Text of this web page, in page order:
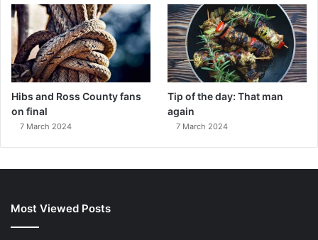
Hibs and Ross County fans
on final
7 March 2024
Tip of the day: That man
again
7 March 2024
Most Viewed Posts